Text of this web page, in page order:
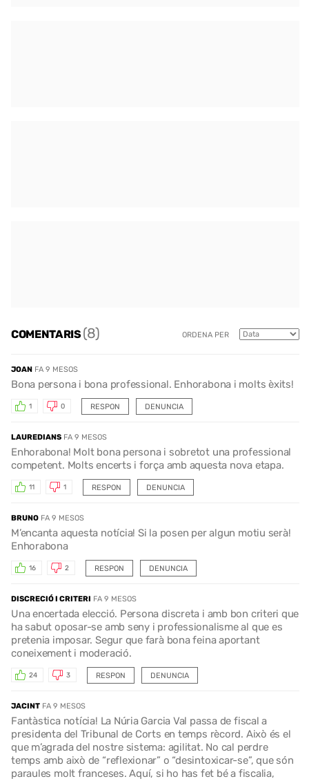
COMENTARIS(8) ORDENA PER
JOAN FA 9 MESOS
Bona persona i bona professional. Enhorabona i molts èxits!
RESPON
1 0 DENUNCIA
LAUREDIANS FA 9 MESOS
Enhorabona! Molt bona persona i sobretot una professional
competent. Molts encerts i força amb aquesta nova etapa.
RESPON
11 1 DENUNCIA
BRUNO FA 9 MESOS
M’encanta aquesta notícia! Si la posen per algun motiu serà!
Enhorabona
RESPON
16 2 DENUNCIA
DISCRECIÓ I CRITERI FA 9 MESOS
Una encertada elecció. Persona discreta i amb bon criteri que
ha sabut oposar-se amb seny i professionalisme al que es
pretenia imposar. Segur que farà bona feina aportant
coneixement i moderació.
RESPON
24 3 DENUNCIA
JACINT FA 9 MESOS
Fantàstica notícia! La Núria Garcia Val passa de fiscal a
presidenta del Tribunal de Corts en temps rècord. Això és el
que m’agrada del nostre sistema: agilitat. No cal perdre
temps amb això de “reflexionar” o “desintoxicar-se”, que són
paraules molt franceses. Aquí, si ho has fet bé a fiscalia,